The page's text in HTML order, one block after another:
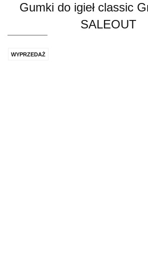
Gumki do igieł classic
SALEOUT
WYPRZEDAŻ